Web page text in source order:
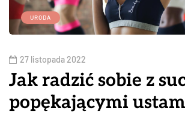
URODA
27 listopada 2022
Jak radzić sobie z
popękającymi